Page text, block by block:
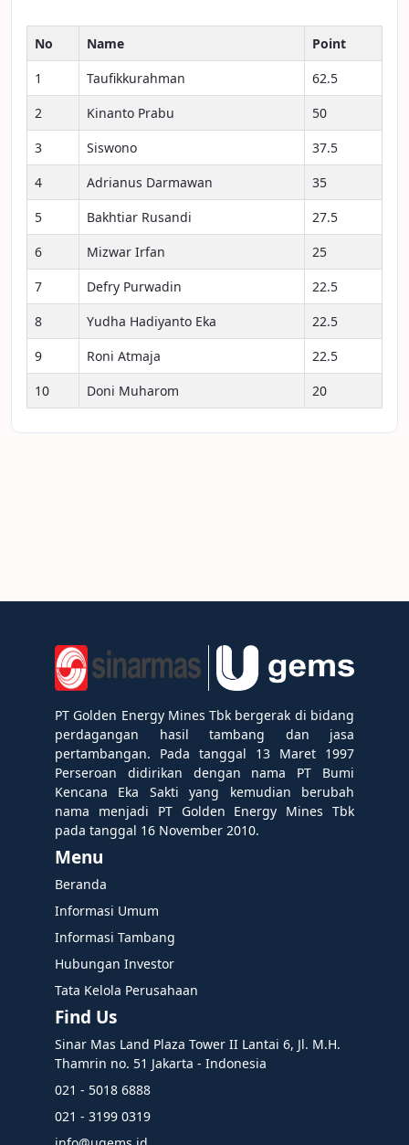
No Name
Point
1
Taufikkurahman
62.5
2
Kinanto Prabu
50
3
Siswono
37.5
4
Adrianus Darmawan
35
5
Bakhtiar Rusandi
27.5
6
Mizwar Irfan
25
7
Defry Purwadin
22.5
8
Yudha Hadiyanto Eka
22.5
9
Roni Atmaja
22.5
10
Doni Muharom 20
PT Golden Energy Mines Tbk bergerak di bidang
perdagangan hasil tambang dan jasa
pertambangan. Pada tanggal 13 Maret 1997
Perseroan didirikan dengan nama PT Bumi
Kencana Eka Sakti yang kemudian berubah
nama menjadi PT Golden Energy Mines Tbk
pada tanggal 16 November 2010.
Menu
Beranda
Informasi Umum
Informasi Tambang
Hubungan Investor
Tata Kelola Perusahaan
Find Us
Sinar Mas Land Plaza Tower II Lantai 6, Jl. M.H.
Thamrin no. 51 Jakarta - Indonesia
021 - 5018 6888
021 - 3199 0319